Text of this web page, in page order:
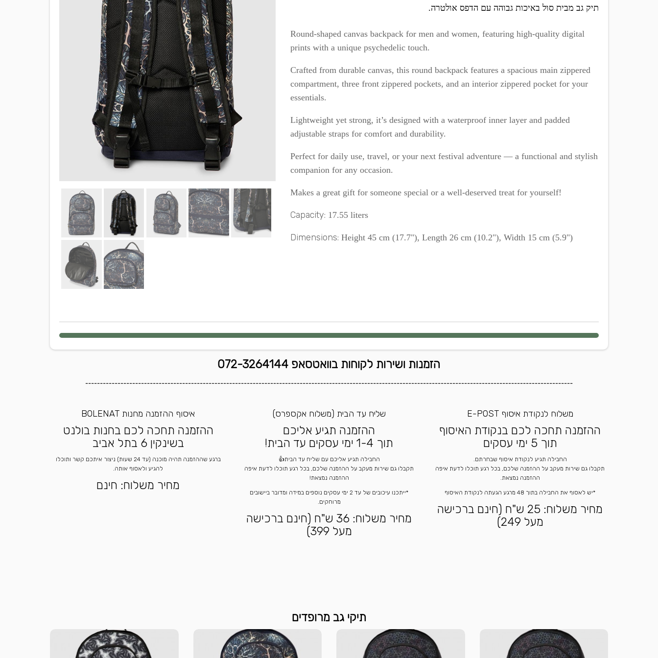
תיק גב מבית סול באיכות גבוהה עם הדפס אולטרה.
Round-shaped canvas backpack for men and women, featuring high-quality digital
prints with a unique psychedelic touch.
Crafted from durable canvas, this round backpack features a spacious main zippered
compartment, three front zippered pockets, and an interior zippered pocket for your
essentials.
Lightweight yet strong, it’s designed with a waterproof inner layer and padded
adjustable straps for comfort and durability.
Perfect for daily use, travel, or your next festival adventure — a functional and stylish
companion for any occasion.
Makes a great gift for someone special or a well-deserved treat for yourself!
Capacity: 17.55 liters
Dimensions: Height 45 cm (17.7"), Length 26 cm (10.2"), Width 15 cm (5.9")
הזמנות ושירות לקוחות בוואטסאפ 072-3264144
----------------------------------------------------------------------------------------------------------------------------------------------------------------------
משלוח לנקודת איסוף E-POST
ההזמנה תחכה לכם בנקודת האיסוף
תוך 5 ימי עסקים
החבילה תגיע לנקודת איסוף שבחרתם.
תקבלו גם שירות מעקב על ההזמנה שלכם, בכל רגע תוכלו לדעת איפה
ההזמנה נמצאת.
*יש לאסוף את החבילה בתוך 48 מרגע הגעתה לנקודת האיסוף
מחיר משלוח: 25 ש"ח (חינם ברכישה
מעל 249)
שליח עד הבית (משלוח אקספרס)
ההזמנה תגיע אליכם
תוך 1-4 ימי עסקים עד הבית!
החבילה תגיע אליכם עם שליח עד הבית👍
תקבלו גם שירות מעקב על ההזמנה שלכם, בכל רגע תוכלו לדעת איפה
ההזמנה נמצאת!
*ייתכנו עיכובים של עד 2 ימי עסקים נוספים במידה ומדובר ביישובים
מרוחקים.
מחיר משלוח: 36 ש"ח (חינם ברכישה
מעל 399)
איסוף ההזמנה מחנות BOLENAT
ההזמנה תחכה לכם בחנות בולנט
בשינקין 6 בתל אביב
ברגע שההזמנה תהיה מוכנה (עד 24 שעות) ניצור איתכם קשר ותוכלו
להגיע ולאסוף אותה.
מחיר משלוח: חינם
תיקי גב מרופדים